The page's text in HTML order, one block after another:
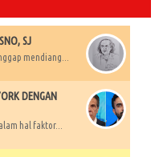
SJ
mendiang...
DENGAN
hal faktor...